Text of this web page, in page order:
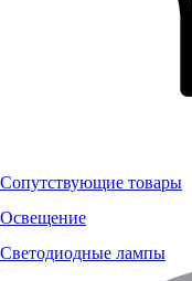
Сопутствующие товары
Освещение
Светодиодные лампы